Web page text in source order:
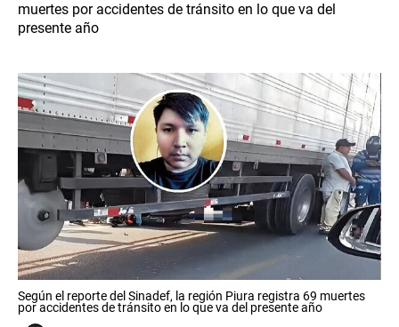
muertes por accidentes de tránsito en lo que va del
presente año
Según el reporte del Sinadef, la región Piura registra 69 muertes
por accidentes de tránsito en lo que va del presente año